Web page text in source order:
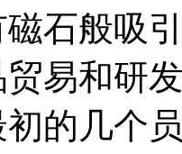
石般吸
易和研
的几个